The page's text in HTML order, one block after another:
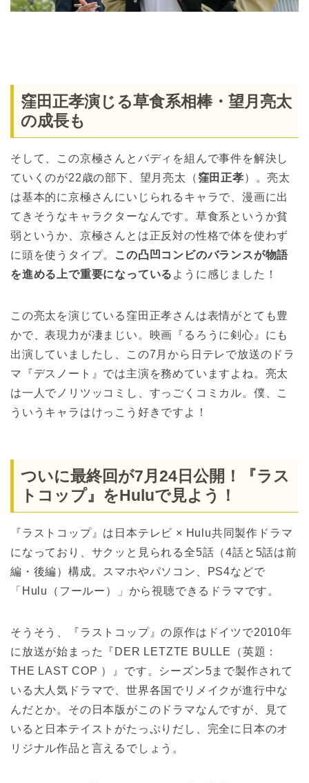
窪田正孝演じる草食系相棒・望月亮太
の成長も
そして、この京極さんとバディを組んで事件を解決し
ていくのが22歳の部下、望月亮太（窪田正孝）。亮太
は基本的に京極さんにいじられるキャラで、漫画に出
てきそうなキャラクターなんです。草食系というか貧
弱というか、京極さんとは正反対の性格で体を使わず
に頭を使うタイプ。
この凸凹コンビのバランスが物語
を進める上で重要になっている ように感じました！
この亮太を演じている窪田正孝さんは表情がとても豊
かで、表現力が凄まじい。映画『るろうに剣心』にも
出演していましたし、この7月から日テレで放送のドラ
マ『デスノート』では主演を務めていますよね。亮太
は一人でノリツッコミし、すっごくコミカル。僕、こ
ういうキャラはけっこう好きですよ！
ついに最終回が7月24日公開！『ラス
トコップ』をHuluで見よう！
『ラストコップ』は日本テレビ × Hulu共同製作ドラマ
になっており、サクッと見られる全5話（4話と5話は前
編・後編）構成。スマホやパソコン、PS4などで
「Hulu（フールー）」から視聴できるドラマです。
そうそう、『ラストコップ』の原作はドイツで2010年
に放送が始まった『DER LETZTE BULLE（英題：
THE LAST COP ）』です。シーズン5まで製作されて
いる大人気ドラマで、世界各国でリメイクが進行中な
んだとか。その日本版がこのドラマなんですが、見て
いると日本テイストがたっぷりだし、完全に日本のオ
リジナル作品と言えるでしょう。